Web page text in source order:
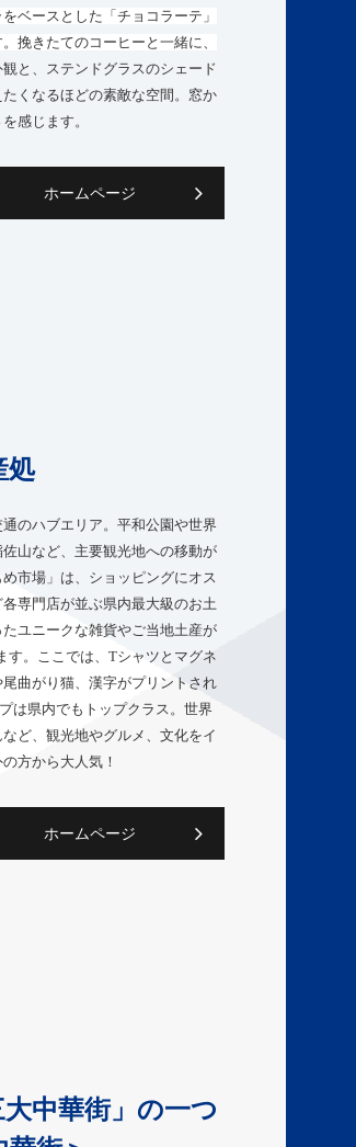
ベースとした「チョコラーテ」
挽きたてのコーヒーと一緒に、
と、ステンドグラスのシェード
くなるほどの素敵な空間。窓か
感じます。
ホームページ
処
のハブエリア。平和公園や世界
山など、主要観光地への移動が
市場」は、ショッピングにオス
専門店が並ぶ県内最大級のお土
ユニークな雑貨やご当地土産が
す。ここでは、Tシャツとマグネ
曲がり猫、漢字がプリントされ
は県内でもトップクラス。世界
ど、観光地やグルメ、文化をイ
方から大人気！
ホームページ
中華街」の一つ